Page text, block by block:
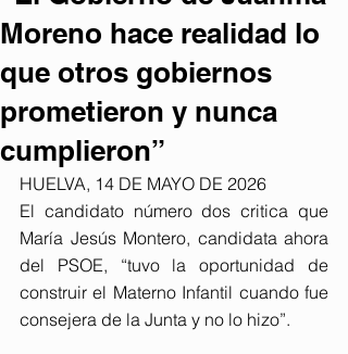
Moreno hace realidad lo
que otros gobiernos
prometieron y nunca
cumplieron”
HUELVA, 14 DE MAYO DE 2026
El candidato número dos critica que
María Jesús Montero, candidata ahora
del PSOE, “tuvo la oportunidad de
construir el Materno Infantil cuando fue
consejera de la Junta y no lo hizo”.